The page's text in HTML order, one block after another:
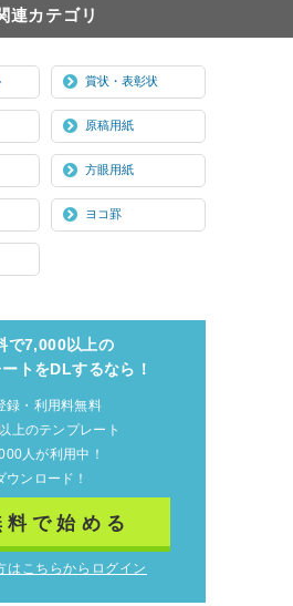
連カテゴリ
賞状・表彰状
原稿用紙
方眼用紙
ヨコ罫
で7,000以上の
トをDLするなら！
録・利用料無料
上のテンプレート
人が利用中！
ウンロード！
料で始める
はこちらからログイン